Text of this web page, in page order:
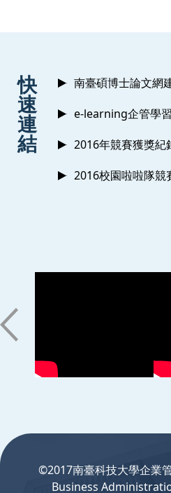
快
速
連
結
南臺碩博士論文網
e-learning企管學
2016年競賽獲獎紀
2016校園啦啦隊競
©2017南臺科技大學企業
Business